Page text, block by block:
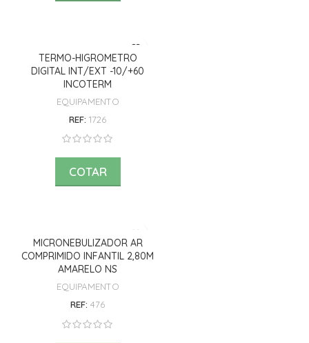
TERMO-HIGROMETRO
DIGITAL INT/EXT -10/+60
INCOTERM
EQUIPAMENTO
REF: 1726
COTAR
MICRONEBULIZADOR AR
COMPRIMIDO INFANTIL 2,80M
AMARELO NS
EQUIPAMENTO
REF: 476